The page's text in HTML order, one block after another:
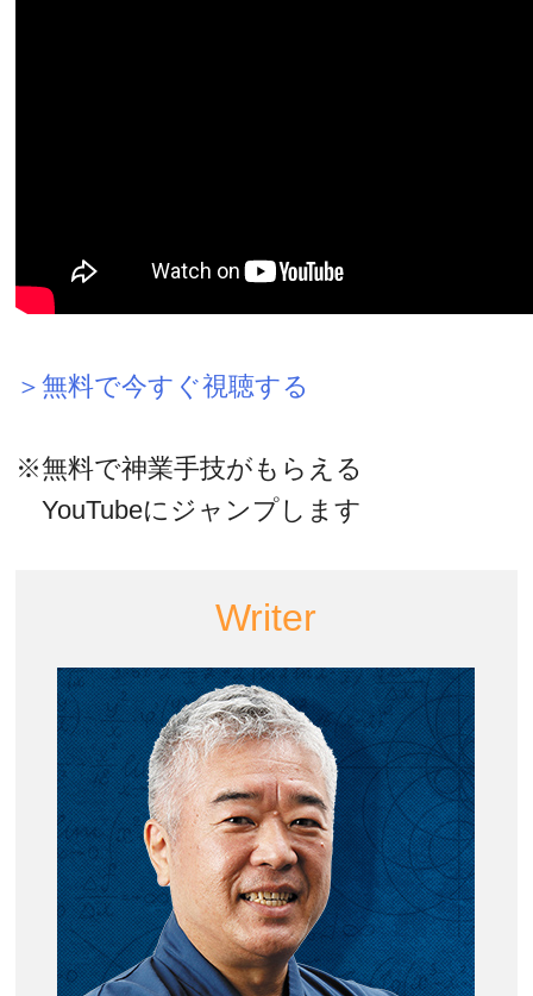
＞無料で今すぐ視聴する
※無料で神業手技がもらえる
YouTubeにジャンプします
Writer